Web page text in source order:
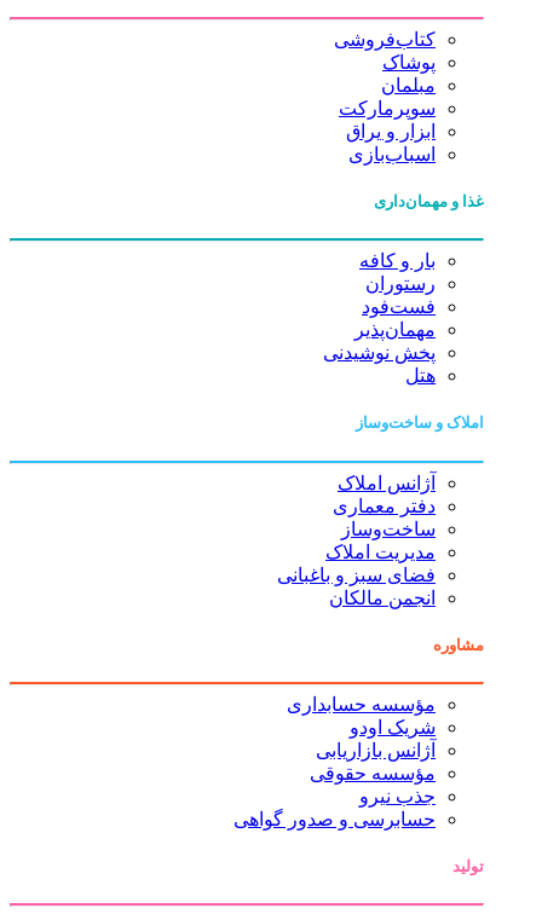
کتاب‌فروشی
پوشاک
مبلمان
سوپرمارکت
ابزار و یراق
اسباب‌بازی
غذا و مهمان‌داری
بار و کافه
رستوران
فست‌فود
مهمان‌پذیر
پخش نوشیدنی
هتل
املاک و ساخت‌وساز
آژانس املاک
دفتر معماری
ساخت‌وساز
مدیریت املاک
فضای سبز و باغبانی
انجمن مالکان
مشاوره
مؤسسه حسابداری
شریک اودو
آژانس بازاریابی
مؤسسه حقوقی
جذب نیرو
حسابرسی و صدور گواهی
تولید